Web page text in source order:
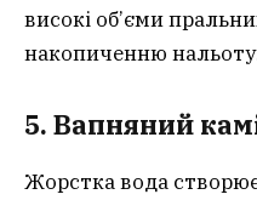
високі об’єми
накопиченню
5. Вапняний
Жорстка вода